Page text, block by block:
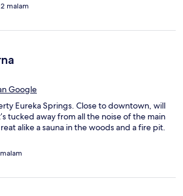
5 star!!!!!!
malam
Google
Eureka Springs. Close to downtown, will
tucked away from all the noise of the main
alike a sauna in the woods and a fire pit.